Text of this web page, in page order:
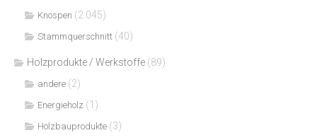
Knospen (2.045)
Stammquerschnitt (40)
Holzprodukte / Werkstoffe (89)
andere (2)
Energieholz (1)
Holzbauprodukte (3)